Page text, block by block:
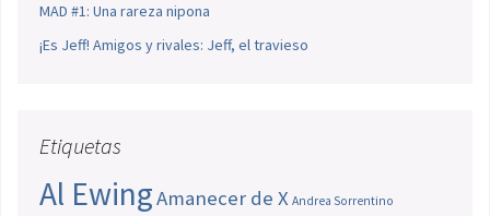
MAD #1: Una rareza nipona
¡Es Jeff! Amigos y rivales: Jeff, el travieso
Etiquetas
Al EwingAmanecer de X Andrea Sorrentino